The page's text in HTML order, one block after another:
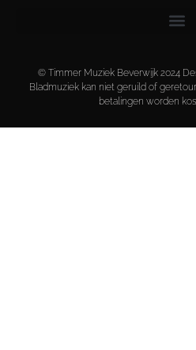
© Timmer Muziek Beverwijk 2024
Bladmuziek kan niet geruild of
betalingen worden